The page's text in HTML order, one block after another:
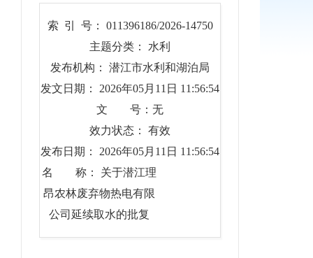
索 引 号： 011396186/2026-14750
主题分类： 水利
发布机构： 潜江市水利和湖泊局
发文日期： 2026年05月11日 11:56:54
文 号：无
效力状态： 有效
发布日期： 2026年05月11日 11:56:54
名 称： 关于潜江理
昂农林废弃物热电有限
公司延续取水的批复